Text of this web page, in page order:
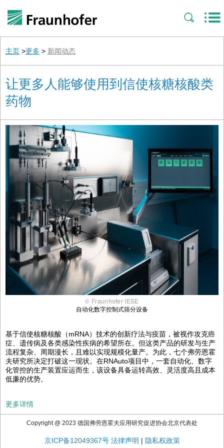
主页 >更多 > 新闻动态
让更多人能够使用到信使核糖核酸类
药物
© Fraunhofer IESE
自动化数字控制式筛分设备
基于信使核糖核酸（mRNA）技术的创新疗法与疫苗，被视作攻克癌
症、遗传病及各类感染性疾病的希望所在。但这类产品的研发与生产
流程复杂、周期漫长，且难以实现规模化量产。为此，七个弗劳恩霍
夫研究所决定打破这一现状。在RNAuto项目中，一套自动化、数字
化管控的生产装置应运而生，该设备具备运转高效、灵活度高且成本
低廉的优势。
更多详情
Copyright @ 2023 德国弗劳恩霍夫应用研究促进协会北京代表处
京ICP备12049367号 法律声明 | 隐私权政策